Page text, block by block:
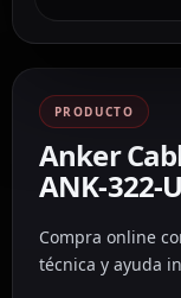
PRODUCTO
Anker
ANK-322-
Compra online
técnica y ayuda